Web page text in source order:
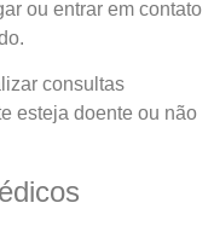
ou entrar em contato
consultas
esteja doente ou não